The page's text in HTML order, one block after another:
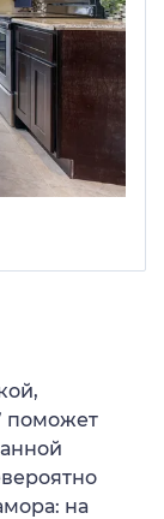
поможет
на